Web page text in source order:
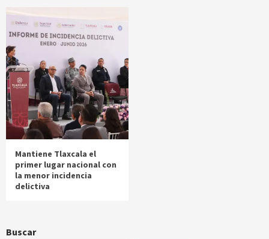
Mantiene Tlaxcala el
primer lugar nacional con
la menor incidencia
delictiva
Buscar